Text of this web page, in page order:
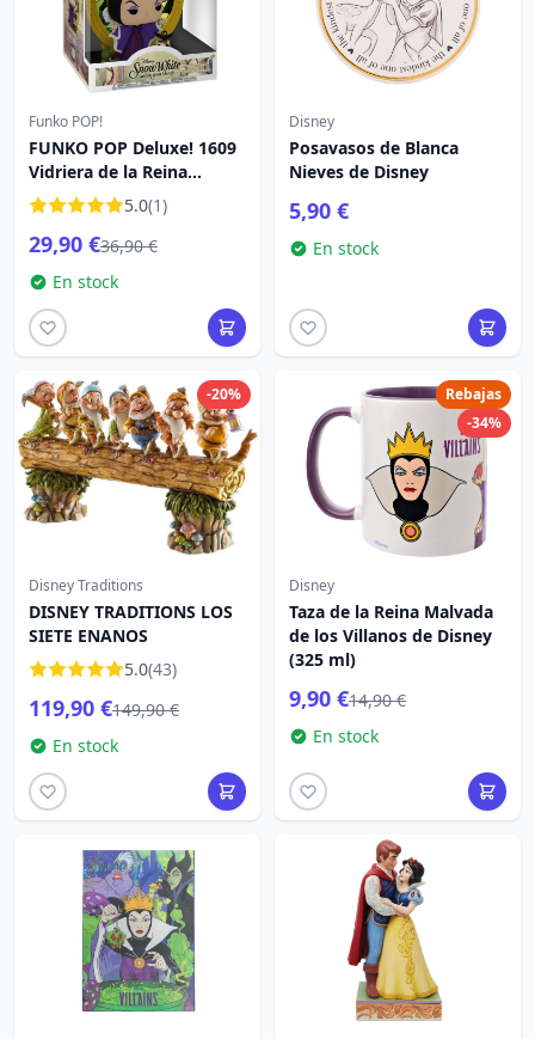
Funko POP!
FUNKO POP Deluxe! 1609
Vidriera de la Reina
Malvada - Disney Villains
5.0(1)
29,90 €36,90 €
En stock
Disney
Posavasos de Blanca
Nieves de Disney
5,90 €
En stock
-20%
Disney Traditions
DISNEY TRADITIONS LOS
SIETE ENANOS
5.0(43)
119,90 €149,90 €
En stock
Rebajas
-34%
Disney
Taza de la Reina Malvada
de los Villanos de Disney
(325 ml)
9,90 €14,90 €
En stock